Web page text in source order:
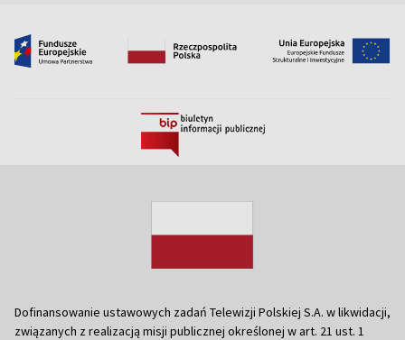
Dofinansowanie ustawowych zadań Telewizji Polskiej S.A. w likwidacji,
związanych z realizacją misji publicznej określonej w art. 21 ust. 1